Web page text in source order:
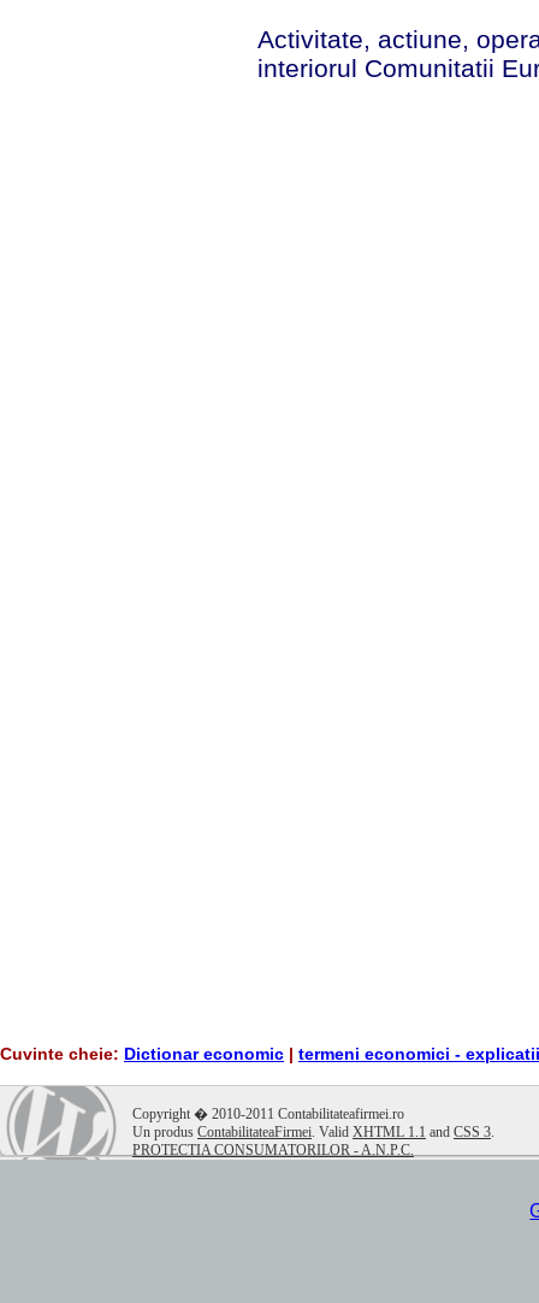
Activitate, actiune,
interiorul Comunitatii
Cuvinte cheie: Dictionar economic | termeni economici - explicatii
Copyright � 2010-2011 Contabilitateafirmei.ro
Un produs ContabilitateaFirmei. Valid XHTML 1.1 and CSS 3.
PROTECTIA CONSUMATORILOR - A.N.P.C.